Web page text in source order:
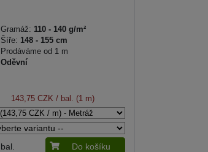
Gramáž: 110 - 140 g/m²
Šíře: 148 - 155 cm
Prodáváme od 1 m
Oděvní
143,75 CZK / bal. (1 m)
bal. Do košíku